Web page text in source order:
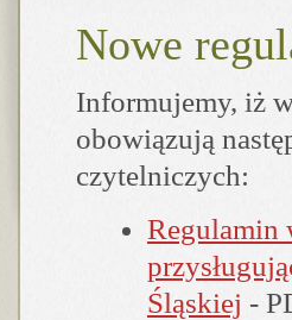
Nowe
Informujemy, iż
obowiązują
czytelniczych:
Regulamin
Śląskiej -